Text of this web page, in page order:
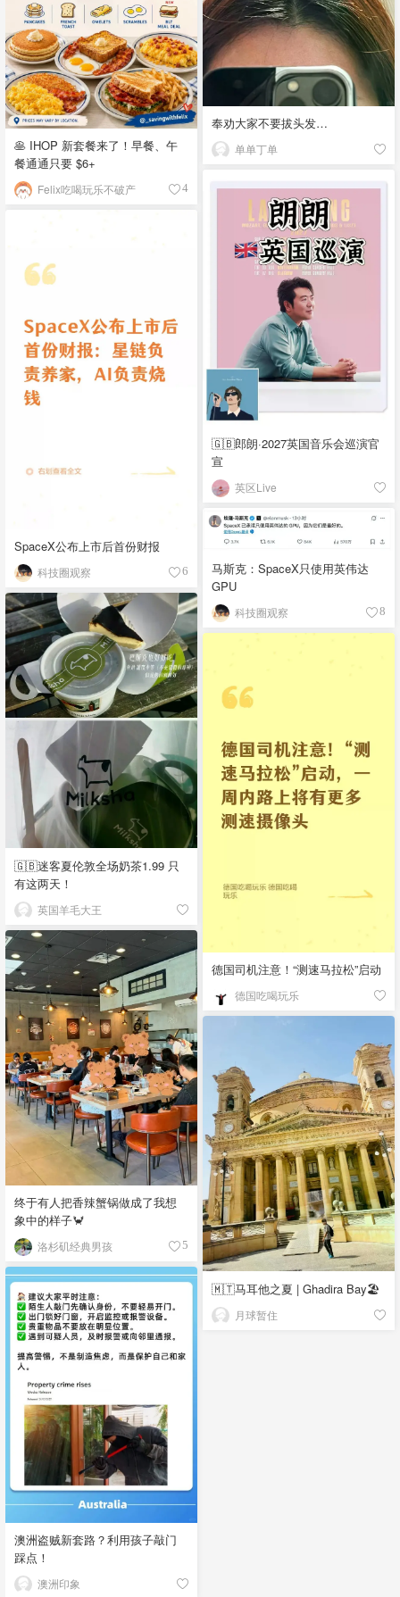
奉劝大家不要拔头发…
单单丁单
🥞 IHOP 新套餐来了！早餐、午
餐通通只要 $6+
Felix吃喝玩乐不破产 4
🇬🇧郎朗·2027英国音乐会巡演官
宣
英区Live
SpaceX公布上市后首份财报
科技圈观察 6
马斯克：SpaceX只使用英伟达
GPU
科技圈观察 8
🇬🇧迷客夏伦敦全场奶茶1.99 只
有这两天！
英国羊毛大王
德国司机注意！“测速马拉松”启动
德国吃喝玩乐
终于有人把香辣蟹锅做成了我想
象中的样子🦀
洛杉矶经典男孩 5
🇲🇹马耳他之夏 | Ghadira Bay🏖️
月球暂住
澳洲盗贼新套路？利用孩子敲门
踩点！
澳洲印象